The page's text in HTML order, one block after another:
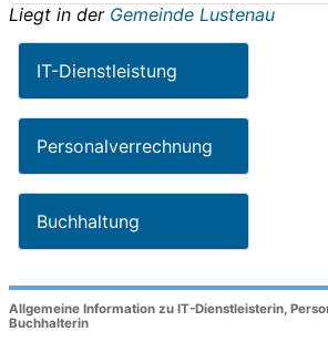
Liegt in der Gemeinde Lustenau
IT-Dienstleistung
Personalverrechnung
Buchhaltung
Allgemeine Information zu IT-Dienstleisterin,
Buchhalterin